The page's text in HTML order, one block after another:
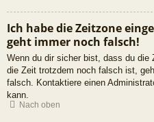
Ich habe die Zeitzone
geht immer noch falsch!
Wenn du dir sicher bist, dass du die
die Zeit trotzdem noch falsch ist,
falsch. Kontaktiere einen
kann.
Nach oben